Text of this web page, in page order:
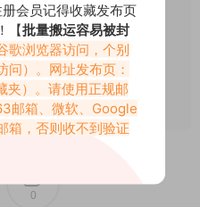
侵犯了您的权益可以提
：
0
册会员记得收藏发布页
【批量搬运容易被封
歌浏览器访问，个别
问）。网址发布页：
夹）。请使用正规邮
邮箱、微软、Google
箱，否则收不到验证